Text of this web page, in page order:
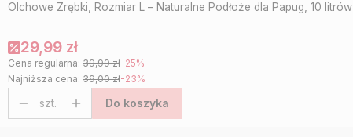
Olchowe Zrębki, Rozmiar L – Naturalne Podłoże dla Papug, 10 litrów
29,99 zł
Cena regularna: 39,99 zł-25%
Najniższa cena: 39,00 zł-23%
szt. Do koszyka